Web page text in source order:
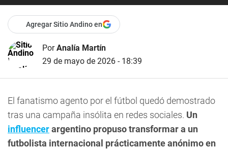
Agregar Sitio Andino en
PorAnalía Martín
29 de mayo de 2026 - 18:39
El fanatismo agento por el fútbol quedó demostrado
tras una campaña insólita en redes sociales. Un
influencerargentino propuso transformar a un
futbolista internacional prácticamente anónimo en